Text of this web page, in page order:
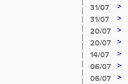
31/07 >
31/07
>
20/07 >
20/07 >
14/07
>
06/07
>
06/07
>